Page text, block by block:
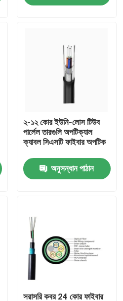
২-১২ কোর ইউনি-লোস টিউব
পার্লেল তারগুলি অপটিক্যাল
ক্যাবল সিএসটি ফাইবার অপটিক
অনুসন্ধান পাঠান
সরাসরি কবর 24 কোর ফাইবার